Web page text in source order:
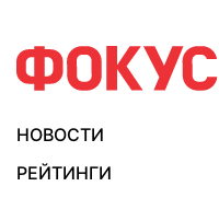
НОВОСТИ
РЕЙТИНГИ